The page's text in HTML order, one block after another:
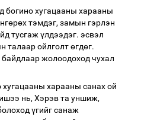
богино хугацааны харааны
тэмдэг, замын гэрлэн
тусгаж үлдээдэг. эсвэл
ойлголт өгдөг.
жолоодоход чухал
харааны санах ой
нь, Хэрэв та уншиж,
үгийг санаж